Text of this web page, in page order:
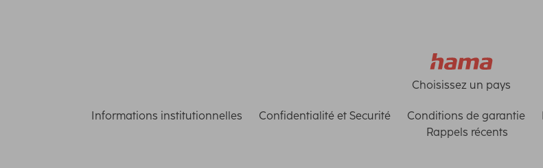
Choisissez un pays
Informations institutionnelles Confidentialité et Securité Conditions de garantie
Rappels récents